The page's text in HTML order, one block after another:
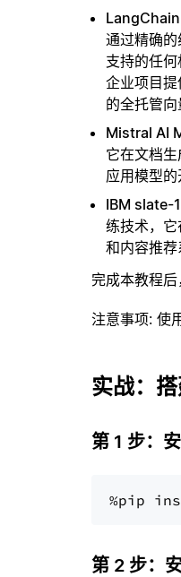
通过精确
支持的任
企业项目
的全托管
Mistral AI
它在文档
应用模型的
IBM
练技术，
和内容推荐
完成本教程后
注意事项: 使
实战：
第 1 步：
%pip
第 2 步：